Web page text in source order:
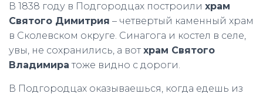
В 1838 году в Подгородцах построили храм
Святого Димитрия – четвертый каменный храм
в Сколевском округе. Синагога и костел в селе,
увы, не сохранились, а вотхрам Святого
Владимира тоже видно с дороги.
В Подгородцах оказываешься, когда едешь из